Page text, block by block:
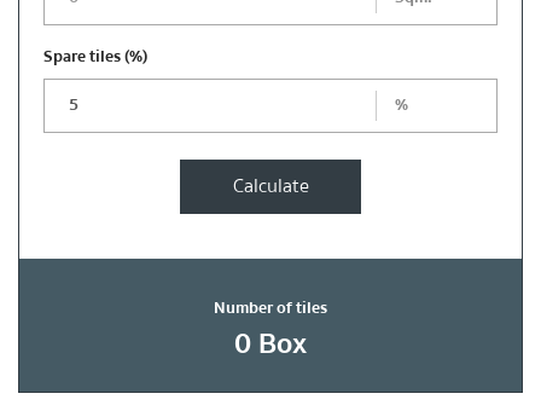
Spare tiles(%)
%
Calculate
Number of tiles
0Box